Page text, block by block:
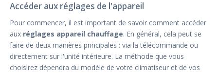
Accéder aux réglages de l'appareil
Pour commencer, il est important de savoir comment accéder
aux réglages appareil chauffage. En général, cela peut se
faire de deux manières principales : via la télécommande ou
directement sur l'unité intérieure. La méthode que vous
choisirez dépendra du modèle de votre climatiseur et de vos